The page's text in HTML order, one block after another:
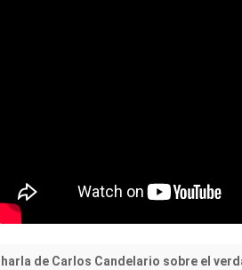
de Carlos Candelario sobre el